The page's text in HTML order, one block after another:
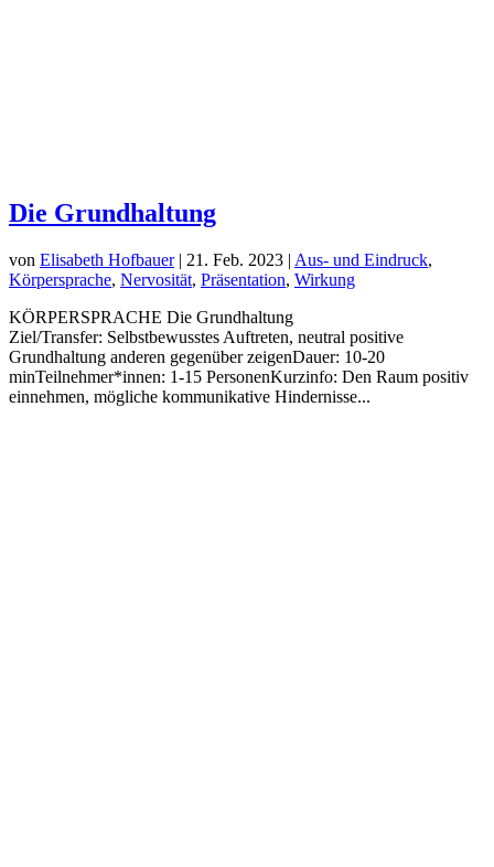
Die Grundhaltung
von Elisabeth Hofbauer| 21. Feb. 2023 | Aus- und Eindruck,
Körpersprache, Nervosität, Präsentation, Wirkung
KÖRPERSPRACHE Die Grundhaltung
Ziel/Transfer: Selbstbewusstes Auftreten, neutral positive
Grundhaltung anderen gegenüber zeigenDauer: 10-20
minTeilnehmer*innen: 1-15 PersonenKurzinfo: Den Raum positiv
einnehmen, mögliche kommunikative Hindernisse...